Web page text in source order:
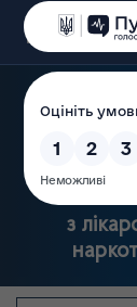
з